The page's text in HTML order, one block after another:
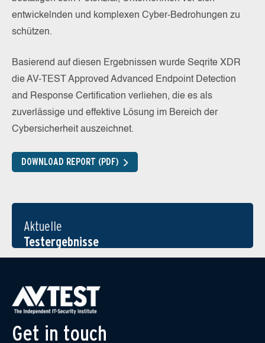
entwickelnden und komplexen Cyber-Bedrohungen zu
schützen.
Basierend auf diesen Ergebnissen wurde Seqrite XDR
die AV-TEST Approved Advanced Endpoint Detection
and Response Certification verliehen, die es als
zuverlässige und effektive Lösung im Bereich der
Cybersicherheit auszeichnet.
DOWNLOAD REPORT (PDF)
Aktuelle
Testergebnisse
Get in touch